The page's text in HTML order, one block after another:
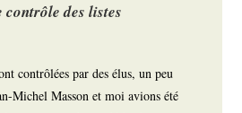
contrôle des listes
contrôlées par des élus, un peu
Michel Masson et moi avions été